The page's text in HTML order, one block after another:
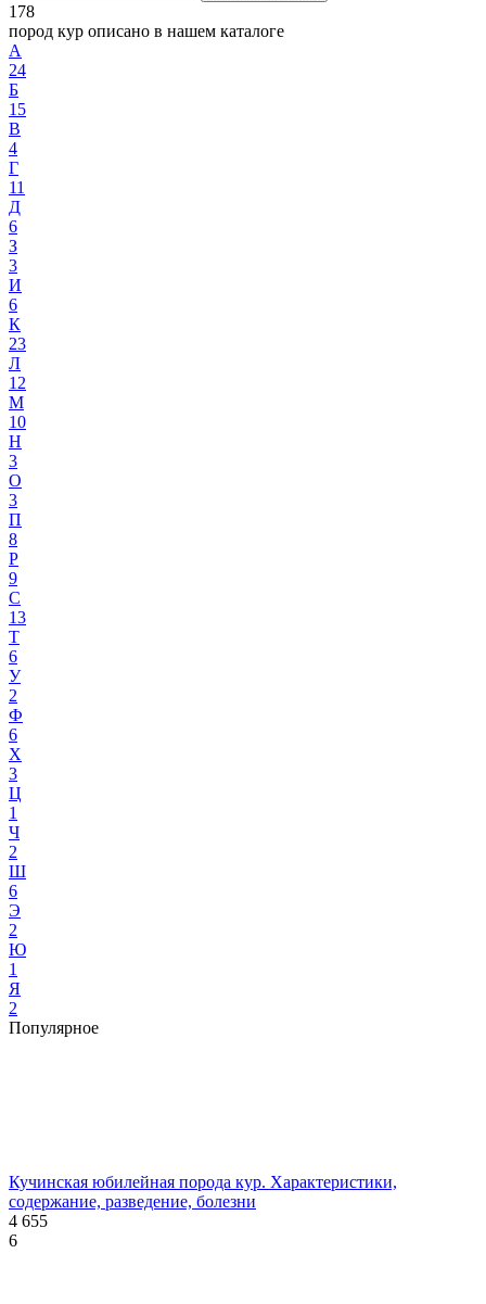
178
пород кур описано в нашем каталоге
А
24
Б
15
В
4
Г
11
Д
6
З
3
И
6
К
23
Л
12
М
10
Н
3
О
3
П
8
Р
9
С
13
Т
6
У
2
Ф
6
Х
3
Ц
1
Ч
2
Ш
6
Э
2
Ю
1
Я
2
Популярное
Кучинская юбилейная порода кур. Характеристики,
содержание, разведение, болезни
4 655
6